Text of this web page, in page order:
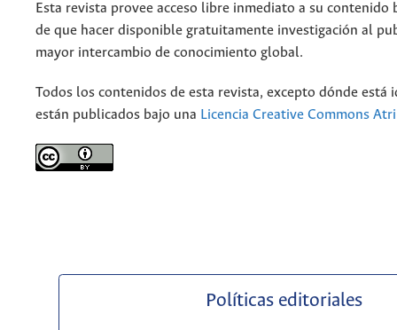
Esta revista provee acceso libre inmediato a su contenido
de que hacer disponible gratuitamente investigación al
mayor intercambio de conocimiento global.
Todos los contenidos de esta revista, excepto dónde está
están publicados bajo una Licencia Creative Commons
Políticas editoriales